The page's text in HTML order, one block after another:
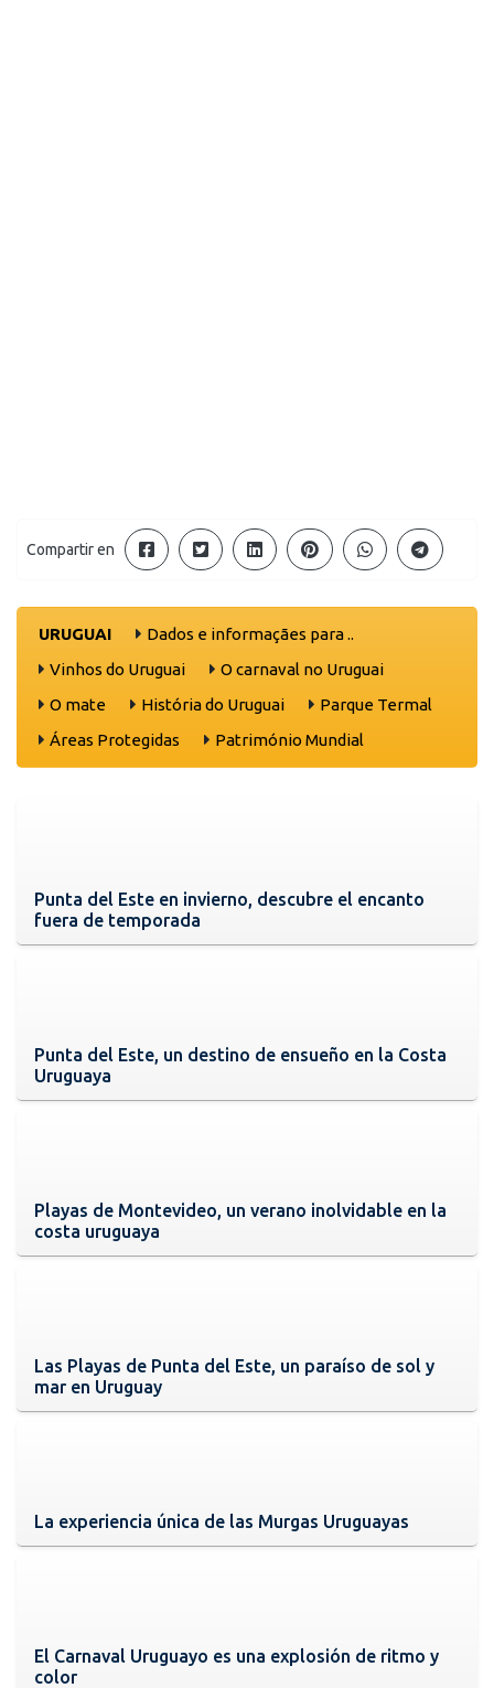
Compartir en
URUGUAI
Dados e informaçães para ..
Vinhos do Uruguai
O carnaval no Uruguai
O mate
História do Uruguai
Parque Termal
Áreas Protegidas
Património Mundial
Punta del Este en invierno, descubre el encanto
fuera de temporada
Punta del Este, un destino de ensueño en la Costa
Uruguaya
Playas de Montevideo, un verano inolvidable en la
costa uruguaya
Las Playas de Punta del Este, un paraíso de sol y
mar en Uruguay
La experiencia única de las Murgas Uruguayas
El Carnaval Uruguayo es una explosión de ritmo y
color